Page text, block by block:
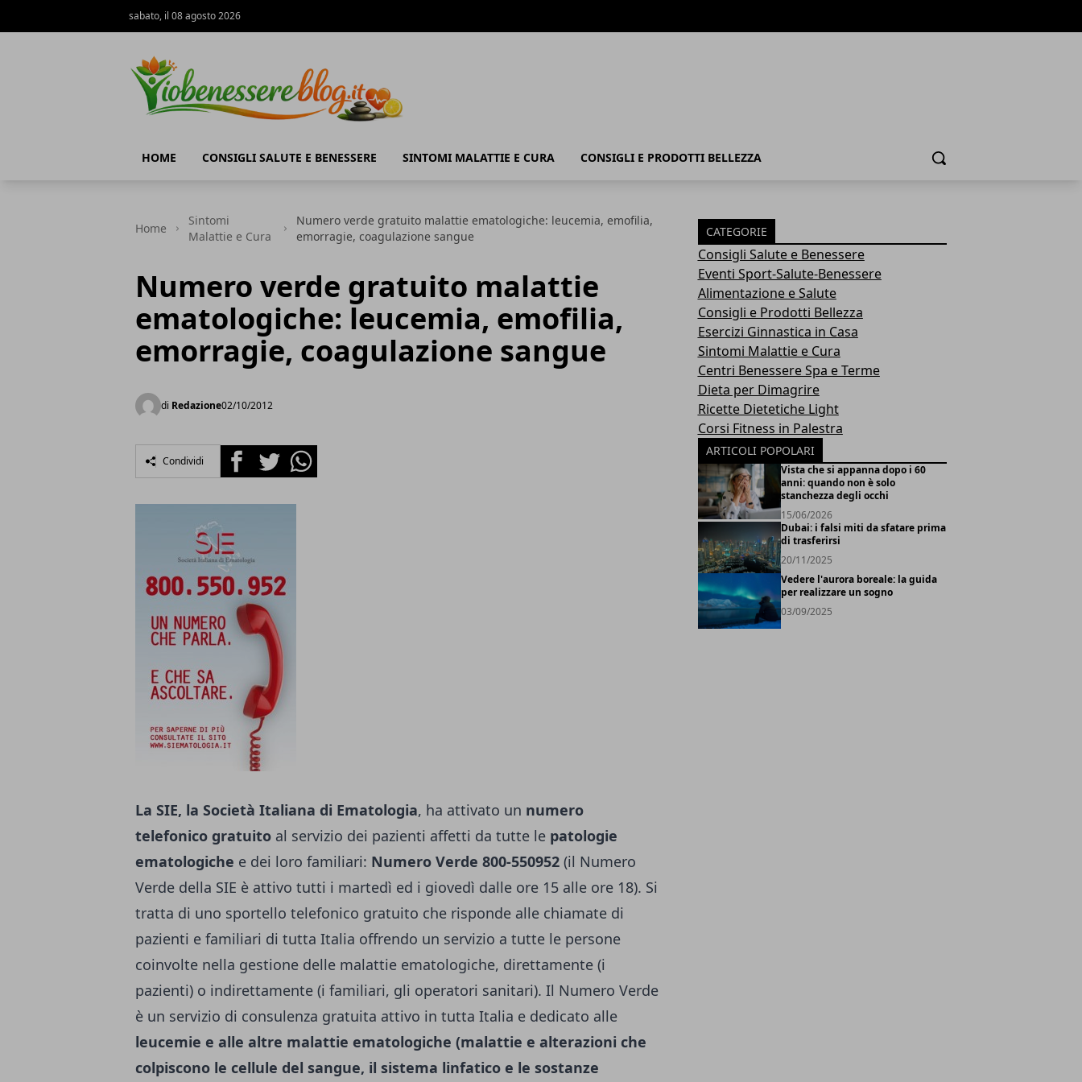
sabato, il 08 agosto 2026
HOME CONSIGLI SALUTE E BENESSERE SINTOMI MALATTIE E CURA CONSIGLI E PRODOTTI BELLEZZA Cerca
Home
Sintomi
Malattie e Cura
Numero verde gratuito malattie ematologiche: leucemia, emofilia,
emorragie, coagulazione sangue
Numero verde gratuito malattie
ematologiche: leucemia, emofilia,
emorragie, coagulazione sangue
di Redazione02/10/2012
Condividi FacebookTwitterWhatsapp
La SIE, la Società Italiana di Ematologia, ha attivato un numero
telefonico gratuito al servizio dei pazienti affetti da tutte le patologie
ematologiche e dei loro familiari: Numero Verde 800-550952 (il Numero
Verde della SIE è attivo tutti i martedì ed i giovedì dalle ore 15 alle ore 18). Si
tratta di uno sportello telefonico gratuito che risponde alle chiamate di
pazienti e familiari di tutta Italia offrendo un servizio a tutte le persone
coinvolte nella gestione delle malattie ematologiche, direttamente (i
pazienti) o indirettamente (i familiari, gli operatori sanitari). Il Numero Verde
è un servizio di consulenza gratuita attivo in tutta Italia e dedicato alle
leucemie e alle altre malattie ematologiche (malattie e alterazioni che
colpiscono le cellule del sangue, il sistema linfatico e le sostanze
CATEGORIE
Consigli Salute e Benessere
Eventi Sport-Salute-Benessere
Alimentazione e Salute
Consigli e Prodotti Bellezza
Esercizi Ginnastica in Casa
Sintomi Malattie e Cura
Centri Benessere Spa e Terme
Dieta per Dimagrire
Ricette Dietetiche Light
Corsi Fitness in Palestra
ARTICOLI POPOLARI
Vista che si appanna dopo i 60
anni: quando non è solo
stanchezza degli occhi
15/06/2026
Dubai: i falsi miti da sfatare prima
di trasferirsi
20/11/2025
Vedere l'aurora boreale: la guida
per realizzare un sogno
03/09/2025